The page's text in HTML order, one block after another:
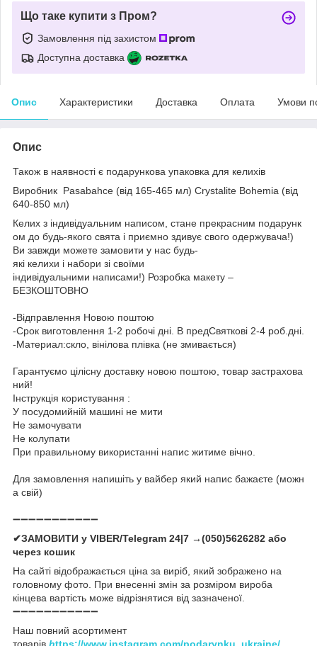
Що таке купити з Пром?
Замовлення під захистом
Доступна доставка
Опис Характеристики Доставка Оплата Умови
Опис
Також в наявності є подарункова упаковка для келихів
Виробник Pasabahce (від 165-465 мл) Crystalite Bohemia (від
640-850 мл)
Келих з індивідуальним написом, стане прекрасним подарунк
ом до будь-якого свята і приємно здивує свого одержувача!)
Ви завжди можете замовити у нас будь-
які келихи і набори зі своїми
індивідуальними написами!) Розробка макету –
БЕЗКОШТОВНО
-Відправлення Новою поштою
-Срок виготовлення 1-2 робочі дні. В предСвяткові 2-4 роб.дні.
-Материал:скло, вінілова плівка (не змивається)
Гарантуємо цілісну доставку новою поштою, товар застрахова
ний!
Інструкція користування :
У посудомийній машині не мити
Не замочувати
Не колупати
При правильному використанні напис житиме вічно.
Для замовлення напишіть у вайбер який напис бажаєте (можн
а свій)
➖➖➖➖➖➖➖➖➖➖➖
✔ЗАМОВИТИ у VIBER/Telegram 24|7 →(050)5626282 або
через кошик
На сайті відображається ціна за виріб, який зображено на
головному фото. При внесенні змін за розміром вироба
кінцева вартість може відрізнятися від зазначеної.
➖➖➖➖➖➖➖➖➖➖➖
Наш повний асортимент
товарів https://www.instagram.com/podarynku_ukraine/